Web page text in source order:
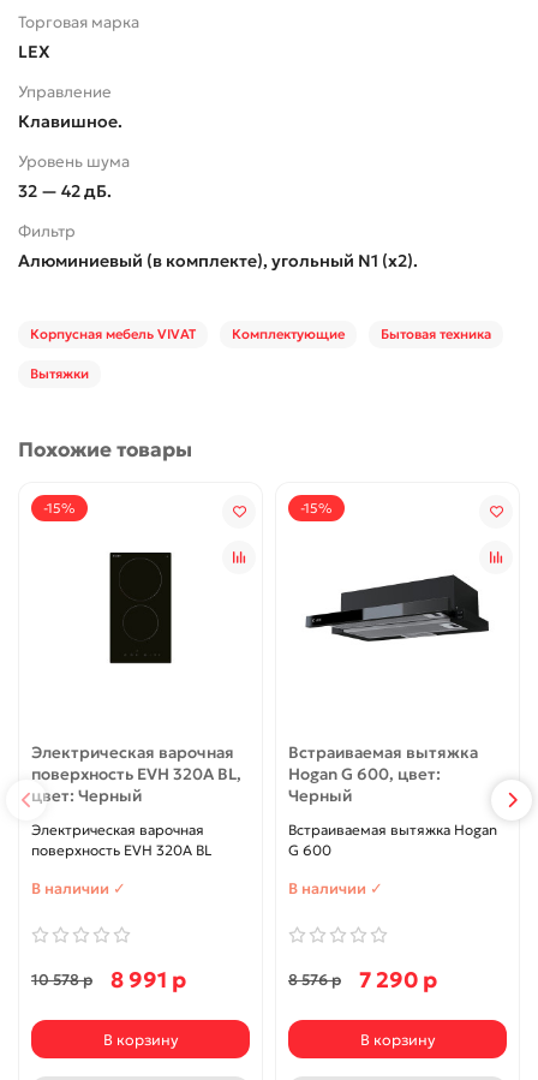
Торговая марка
LEX
Управление
Клавишное.
Уровень шума
32 — 42 дБ.
Фильтр
Алюминиевый (в комплекте), угольный N1 (х2).
Корпусная мебель VIVAT Комплектующие Бытовая техника
Вытяжки
Похожие товары
-15%
Электрическая варочная
поверхность EVH 320A BL,
цвет: Черный
Электрическая варочная
поверхность EVH 320A BL
В наличии ✓
10 578 р 8 991 р
В корзину
-15%
Встраиваемая вытяжка
Hogan G 600, цвет:
Черный
Встраиваемая вытяжка Hogan
G 600
В наличии ✓
8 576 р 7 290 р
В корзину